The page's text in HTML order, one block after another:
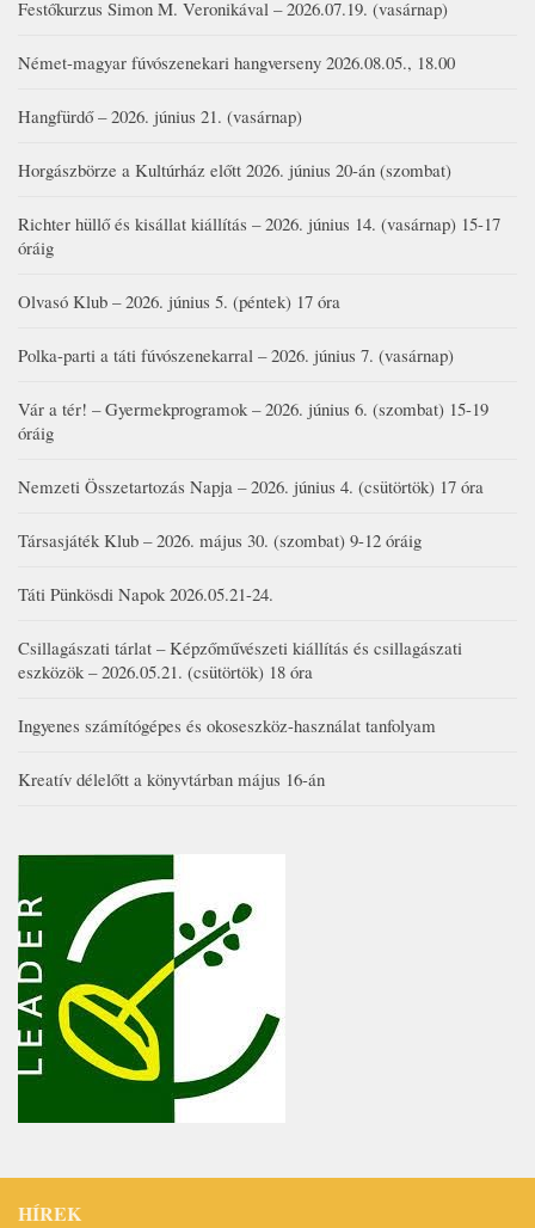
Festőkurzus Simon M. Veronikával – 2026.07.19. (vasárnap)
Német-magyar fúvószenekari hangverseny 2026.08.05., 18.00
Hangfürdő – 2026. június 21. (vasárnap)
Horgászbörze a Kultúrház előtt 2026. június 20-án (szombat)
Richter hüllő és kisállat kiállítás – 2026. június 14. (vasárnap) 15-17
óráig
Olvasó Klub – 2026. június 5. (péntek) 17 óra
Polka-parti a táti fúvószenekarral – 2026. június 7. (vasárnap)
Vár a tér! – Gyermekprogramok – 2026. június 6. (szombat) 15-19
óráig
Nemzeti Összetartozás Napja – 2026. június 4. (csütörtök) 17 óra
Társasjáték Klub – 2026. május 30. (szombat) 9-12 óráig
Táti Pünkösdi Napok 2026.05.21-24.
Csillagászati tárlat – Képzőművészeti kiállítás és csillagászati
eszközök – 2026.05.21. (csütörtök) 18 óra
Ingyenes számítógépes és okoseszköz-használat tanfolyam
Kreatív délelőtt a könyvtárban május 16-án
HÍREK